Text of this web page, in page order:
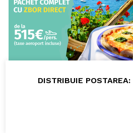
DISTRIBUIE POSTAREA: